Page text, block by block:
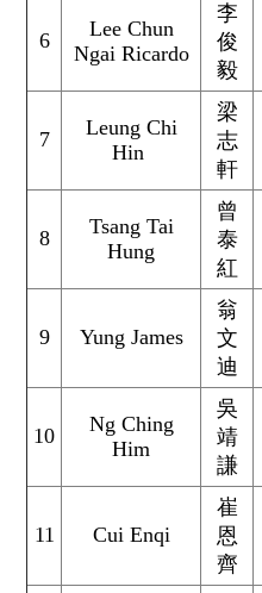
6
Lee Chun
Ngai Ricardo
李
俊
毅
7
Leung Chi
Hin
梁
志
軒
8
Tsang Tai
Hung
曾
泰
紅
9 Yung James
翁
文
迪
10
Ng Ching
Him
吳
靖
謙
11 Cui Enqi
崔
恩
齊